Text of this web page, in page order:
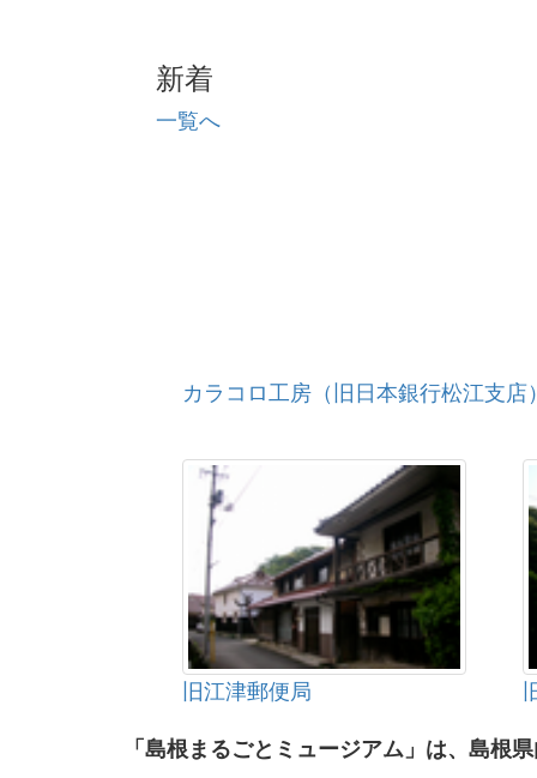
新着
一覧へ
カラコロ工房（旧日本銀行松江支店
旧江津郵便局
「島根まるごとミュージアム」は、島根